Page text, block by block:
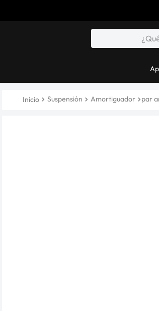
Suspensión Amortiguador par